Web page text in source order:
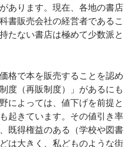
あります。現在、各地の書店
書販売会社の経営者であるこ
たない書店は極めて少数派と
格で本を販売することを認め
度（再販制度）」があるにも
によっては、値下げを前提と
起きています。その値引き率
既得権益のある（学校や図書
は大きく、私どものような街